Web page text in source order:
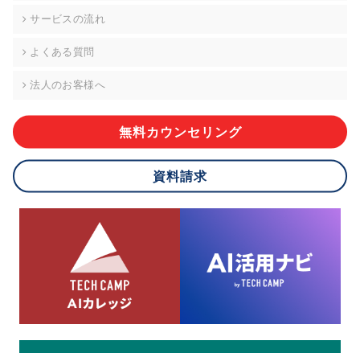
株式会社div 個人情報問合せ窓口
メールアドレス:privacy_policy@di-v.co.jp
ご本人様が当社に個人情報を提供されるかどうかは任意による
応ができない場合があります。
8.cookieにより取得・分析した情報とその利用について
当社は第三者が運営するデータ・マネジメント・プラットフォ
ームからcookieにより収集されたウェブの閲覧機歴及びその分
析結果を取得し、これをお客様の個人データと結びつけた上
で、広告配信等の目的で利用いたします。
サービスの流れ
よくある質問
法人のお客様へ
無料カウンセリング
資料請求